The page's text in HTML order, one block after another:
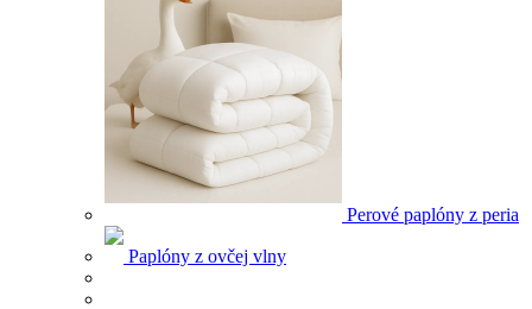
Perové paplóny z peria
Paplóny z ovčej vlny